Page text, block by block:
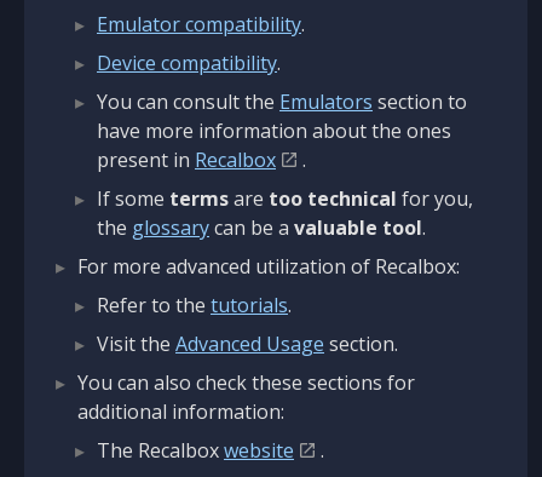
Emulator compatibility.
Device compatibility.
You can consult the Emulators section to
have more information about the ones
present in Recalbox
.
If some termsare too technical for you,
the glossarycan be a valuable tool.
For more advanced utilization of Recalbox:
Refer to the tutorials.
Visit the Advanced Usage section.
You can also check these sections for
additional information:
The Recalboxwebsite
.